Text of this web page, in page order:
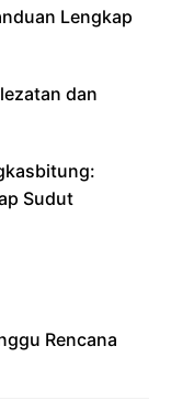
Lengkap
dan
Sudut
Rencana